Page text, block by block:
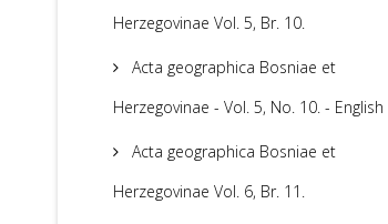
Herzegovinae Vol. 5, Br. 10.
Acta geographica Bosniae et
Herzegovinae - Vol. 5, No. 10. - English
Acta geographica Bosniae et
Herzegovinae Vol. 6, Br. 11.